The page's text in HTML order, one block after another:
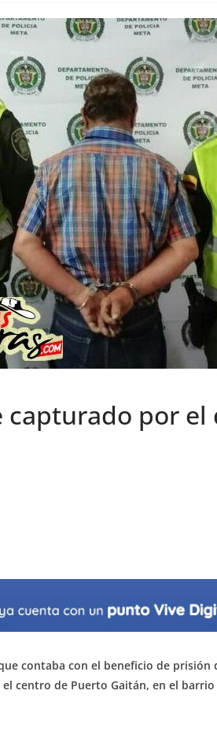
por el
contaba con el beneficio de
centro de Puerto Gaitán, en el barrio